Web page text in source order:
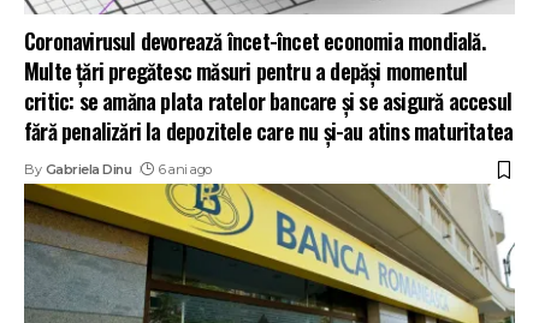
Coronavirusul devorează încet-încet economia mondială.
Multe țări pregătesc măsuri pentru a depăși momentul
critic: se amăna plata ratelor bancare și se asigură accesul
fără penalizări la depozitele care nu și-au atins maturitatea
By Gabriela Dinu 6 ani ago